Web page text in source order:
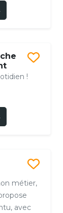
!
métier,
avec